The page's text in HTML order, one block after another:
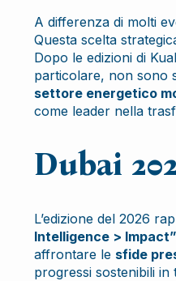
A differenza di molti
Questa scelta
Dopo le edizioni di
particolare, non sono
settore energetico
come leader nella
Dubai
L’edizione del 2026
Intelligence > Impact”
affrontare le sfide
progressi sostenibili